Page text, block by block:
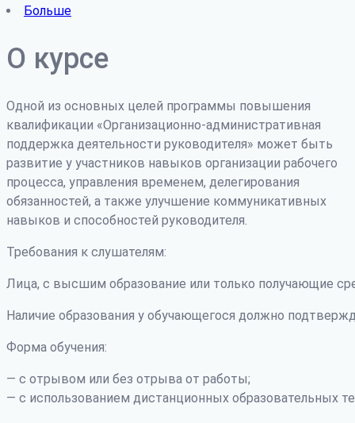
Больше
О курсе
Одной из основных целей программы повышения
квалификации «Организационно-административная
поддержка деятельности руководителя» может быть
развитие у участников навыков организации рабочего
процесса, управления временем, делегирования
обязанностей, а также улучшение коммуникативных
навыков и способностей руководителя.
Требования к слушателям:
Лица, с высшим образование или только получающие
Наличие образования у обучающегося должно
Форма обучения:
— с отрывом или без отрыва от работы;
— с использованием дистанционных образовательных